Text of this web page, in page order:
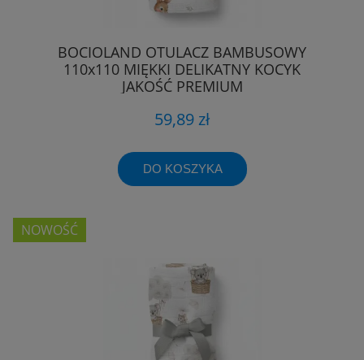
BOCIOLAND OTULACZ BAMBUSOWY
110x110 MIĘKKI DELIKATNY KOCYK
JAKOŚĆ PREMIUM
59,89 zł
DO KOSZYKA
NOWOŚĆ